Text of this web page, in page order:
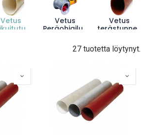
Vetus
Vetus
Vetus
27 tuotetta löytynyt.